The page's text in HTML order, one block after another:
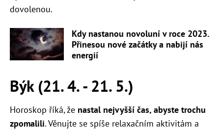
dovolenou.
Kdy nastanou novoluní v roce 2023.
Přinesou nové začátky a nabijí nás
energií
Býk (21. 4. - 21. 5.)
Horoskop říká, že nastal nejvyšší čas, abyste trochu
zpomalili. Věnujte se spíše relaxačním aktivitám a